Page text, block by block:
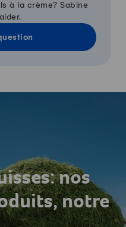
à la crème? Sabine
nos
notre